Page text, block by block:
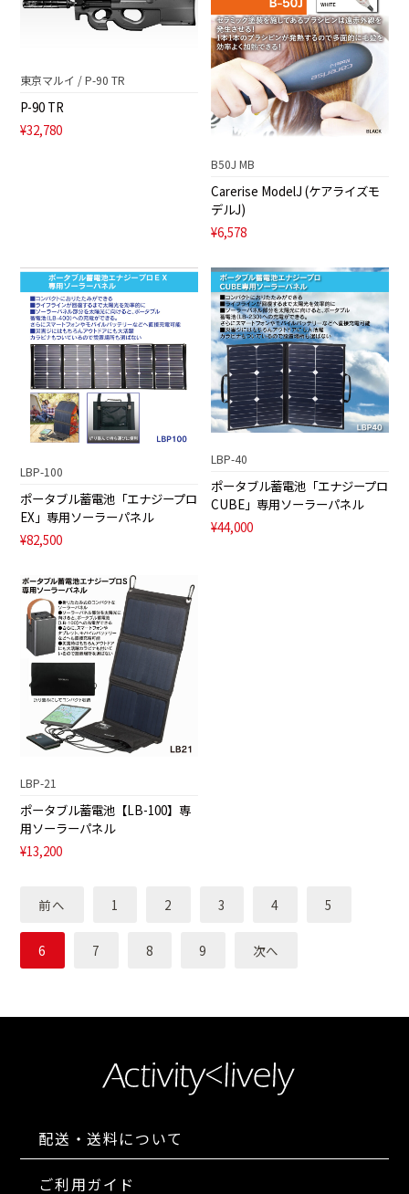
東京マルイ / P-90 TR
P-90 TR
¥32,780
B50J MB
Carerise ModelJ (ケアライズモ
デルJ)
¥6,578
LBP-100
ポータブル蓄電池「エナジープロ
EX」専用ソーラーパネル
¥82,500
LBP-40
ポータブル蓄電池「エナジープロ
CUBE」専用ソーラーパネル
¥44,000
LBP-21
ポータブル蓄電池【LB-100】専
用ソーラーパネル
¥13,200
前へ 1 2 3 4 5
6 7 8 9 次へ
配送・送料について
ご利用ガイド